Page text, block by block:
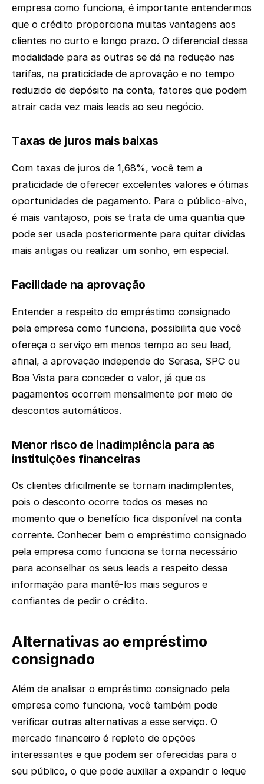
empresa como funciona, é importante entendermos
que o crédito proporciona muitas vantagens aos
clientes no curto e longo prazo. O diferencial dessa
modalidade para as outras se dá na redução nas
tarifas, na praticidade de aprovação e no tempo
reduzido de depósito na conta, fatores que podem
atrair cada vez mais leads ao seu negócio.
Taxas de juros mais baixas
Com taxas de juros de 1,68%, você tem a
praticidade de oferecer excelentes valores e ótimas
oportunidades de pagamento. Para o público-alvo,
é mais vantajoso, pois se trata de uma quantia que
pode ser usada posteriormente para quitar dívidas
mais antigas ou realizar um sonho, em especial.
Facilidade na aprovação
Entender a respeito do empréstimo consignado
pela empresa como funciona, possibilita que você
ofereça o serviço em menos tempo ao seu lead,
afinal, a aprovação independe do Serasa, SPC ou
Boa Vista para conceder o valor, já que os
pagamentos ocorrem mensalmente por meio de
descontos automáticos.
Menor risco de inadimplência para as
instituições financeiras
Os clientes dificilmente se tornam inadimplentes,
pois o desconto ocorre todos os meses no
momento que o benefício fica disponível na conta
corrente. Conhecer bem o empréstimo consignado
pela empresa como funciona se torna necessário
para aconselhar os seus leads a respeito dessa
informação para mantê-los mais seguros e
confiantes de pedir o crédito.
Alternativas ao empréstimo
consignado
Além de analisar o empréstimo consignado pela
empresa como funciona, você também pode
verificar outras alternativas a esse serviço. O
mercado financeiro é repleto de opções
interessantes e que podem ser oferecidas para o
seu público, o que pode auxiliar a expandir o leque